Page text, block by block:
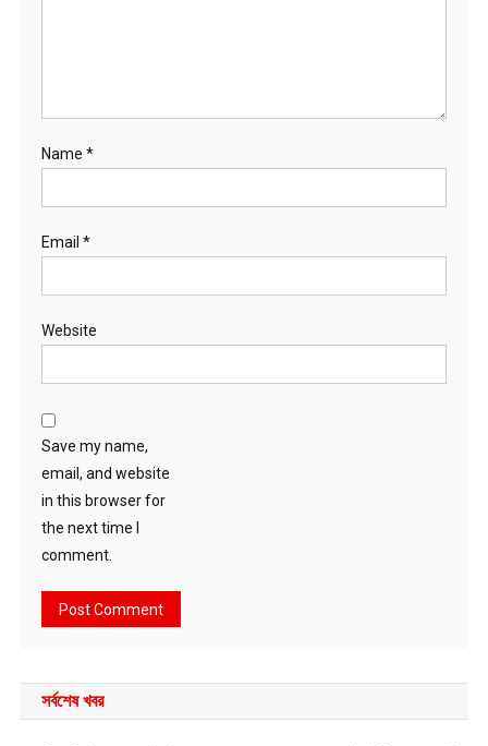
Name *
Email *
Website
Save my name,
email, and website
in this browser for
the next time I
comment.
সর্বশেষ খবর